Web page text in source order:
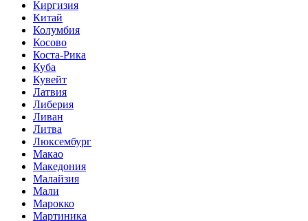
Киргизия
Китай
Колумбия
Косово
Коста-Рика
Куба
Кувейт
Латвия
Либерия
Ливан
Литва
Люксембург
Макао
Македония
Малайзия
Мали
Марокко
Мартиника